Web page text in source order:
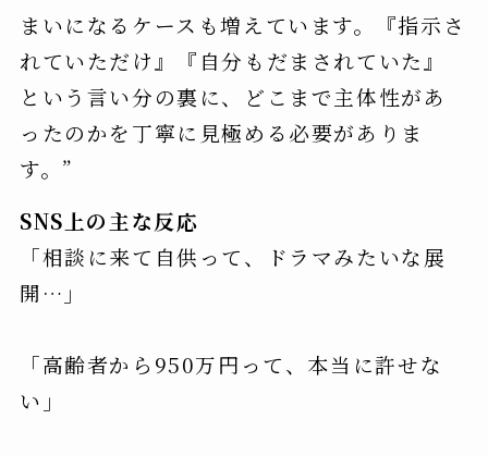
まいになるケースも増えています。『指示さ
れていただけ』『自分もだまされていた』
という言い分の裏に、どこまで主体性があ
ったのかを丁寧に見極める必要がありま
す。”
SNS上の主な反応
「相談に来て自供って、ドラマみたいな展
開…」
「高齢者から950万円って、本当に許せな
い」